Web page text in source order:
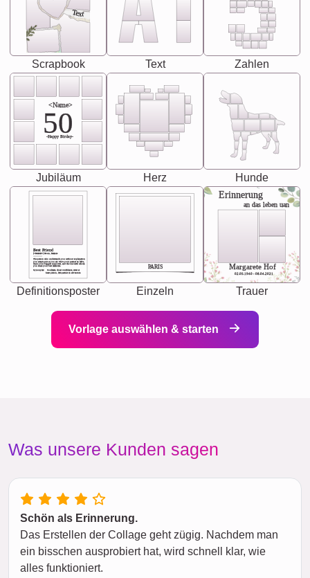
Text
Scrapbook Text Zahlen
<Name>
50
-Happy Birday-
Jubiläum Herz Hunde
Best Friend
[<NAME>] Noun, feminie
Synonyms: Soulmate, closet confidante, sister at
heart person, life partner in adventure.
The person who understands you without explanation
you accepts just as you are. She's your partner in life's,
chaos your biggest supporter, and the one with whom
you share your best memories.
Definitionsposter
PARIS
Einzeln
Erinnerung
an das leben uan
Margarete Hof
02.05.1940 - 08.04.2021
Trauer
Vorlage auswählen & starten
Was unsere Kunden sagen
Schön als Erinnerung.
Das Erstellen der Collage geht zügig. Nachdem man
ein bisschen ausprobiert hat, wird schnell klar, wie
alles funktioniert.